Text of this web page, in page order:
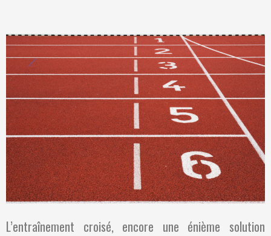
L’entraînement croisé, encore une énième solution